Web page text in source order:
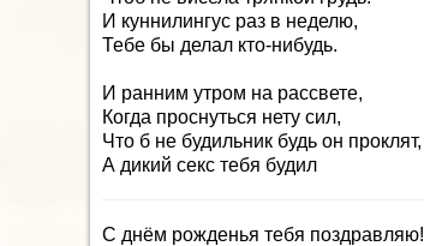
И куннилингус раз в неделю,
Тебе бы делал кто-нибудь.
И ранним утром на рассвете,
Когда проснуться нету сил,
Что б не будильник будь он проклят,
А дикий секс тебя будил
С днём рожденья тебя поздравляю!